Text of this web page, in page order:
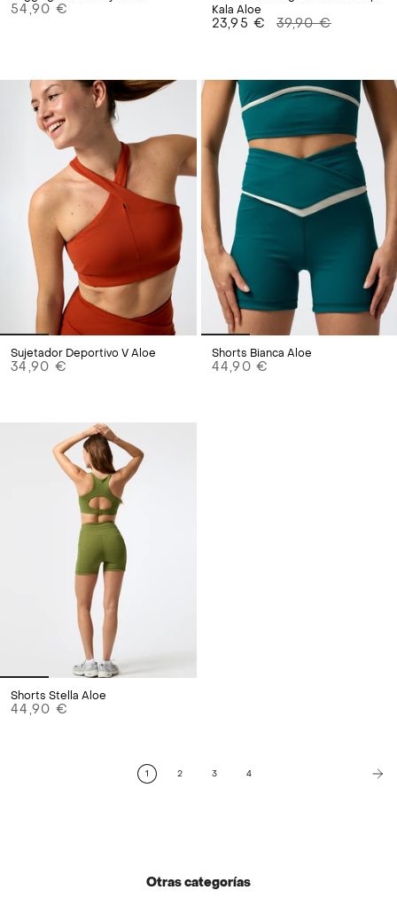
54,90 €
Kala Aloe
23,95 € 39,90 €
Sujetador Deportivo V Aloe
34,90 €
Shorts Bianca Aloe
44,90 €
Shorts Stella Aloe
44,90 €
1 2 3 4
Otras categorías